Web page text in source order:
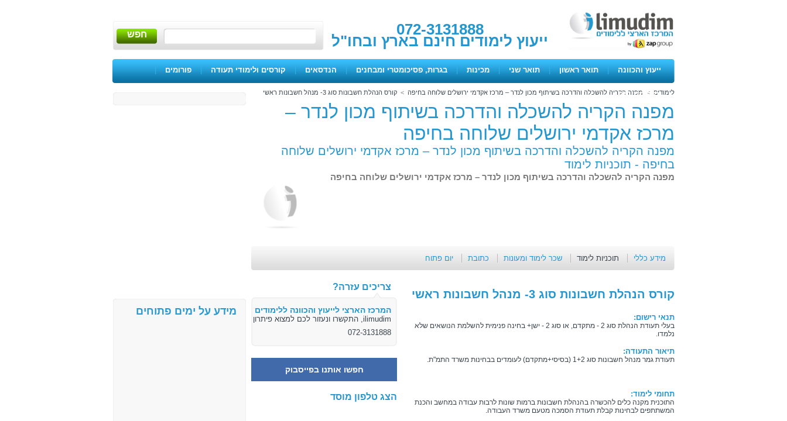
072-3131888
ייעוץ לימודים חינם בארץ ובחו"ל חפש
ייעוץ והכוונה | תואר ראשון | תואר שני | מכינות | בגרות, פסיכומטרי ומבחנים | הנדסאים | קורסים ולימודי תעודה | פורומים |
ימים פתוחיםלימודים > מפנה הקריה להשכלה והדרכה בשיתוף מכון לנדר – מרכז אקדמי ירושלים שלוחה בחיפה > קורס הנהלת חשבונות סוג 3- מנהל חשבונות ראשי
מפנה הקריה להשכלה והדרכה בשיתוף מכון לנדר –
מרכז אקדמי ירושלים שלוחה בחיפה
מפנה הקריה להשכלה והדרכה בשיתוף מכון לנדר – מרכז אקדמי ירושלים שלוחה
בחיפה - תוכניות לימוד
מפנה הקריה להשכלה והדרכה בשיתוף מכון לנדר – מרכז אקדמי ירושלים שלוחה בחיפה
מידע כללי תוכניות לימוד שכר לימוד ומעונות כתובת יום פתוח
צריכים עזרה?
המרכז הארצי לייעוץ והכוונה ללימודים
ilimudim, התקשרו ונעזור לכם למצוא פיתרון
072-3131888
חפשו אותנו בפייסבוק
הצג טלפון מוסד
קורס הנהלת חשבונות סוג 3- מנהל חשבונות ראשי
תנאי רישום:
בעלי תעודת הנהלת סוג 2 - מתקדם, או סוג 2 - ישן+ בחינה פנימית להשלמת הנושאים שלא
נלמדו.
תיאור התעודה:
תעודת גמר מנהל חשבונות סוג 1+2 (בסיסי+מתקדם) לעומדים בבחינות משרד התמ"ת.
תחומי לימוד:
התוכנית מקנה כלים להכשרה בהנהלת חשבונות ברמות שונות לרבות עבודה במחשב והכנת
המשתתפים לבחינות קבלת תעודת הסמכה מטעם משרד העבודה.
מידע על ימים פתוחים